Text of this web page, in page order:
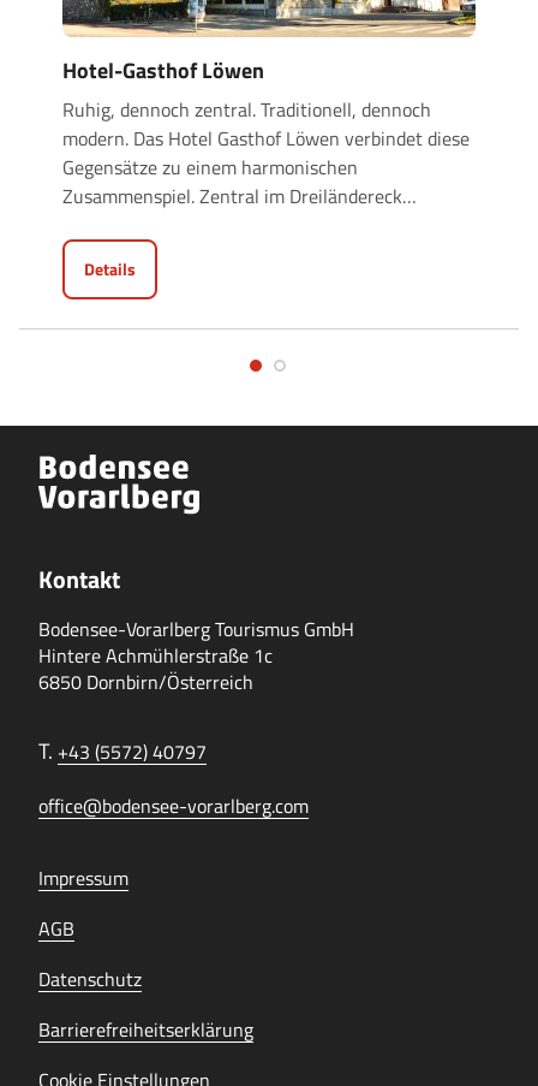
Hotel-Gasthof Löwen
Ruhig, dennoch zentral. Traditionell, dennoch
modern. Das Hotel Gasthof Löwen verbindet diese
Gegensätze zu einem harmonischen
Zusammenspiel. Zentral im Dreiländereck…
Details
Kontakt
Bodensee-Vorarlberg Tourismus GmbH
Hintere Achmühlerstraße 1c
6850 Dornbirn/Österreich
T. +43 (5572) 40797
office@bodensee-vorarlberg.com
Impressum
AGB
Datenschutz
Barrierefreiheitserklärung
Cookie Einstellungen